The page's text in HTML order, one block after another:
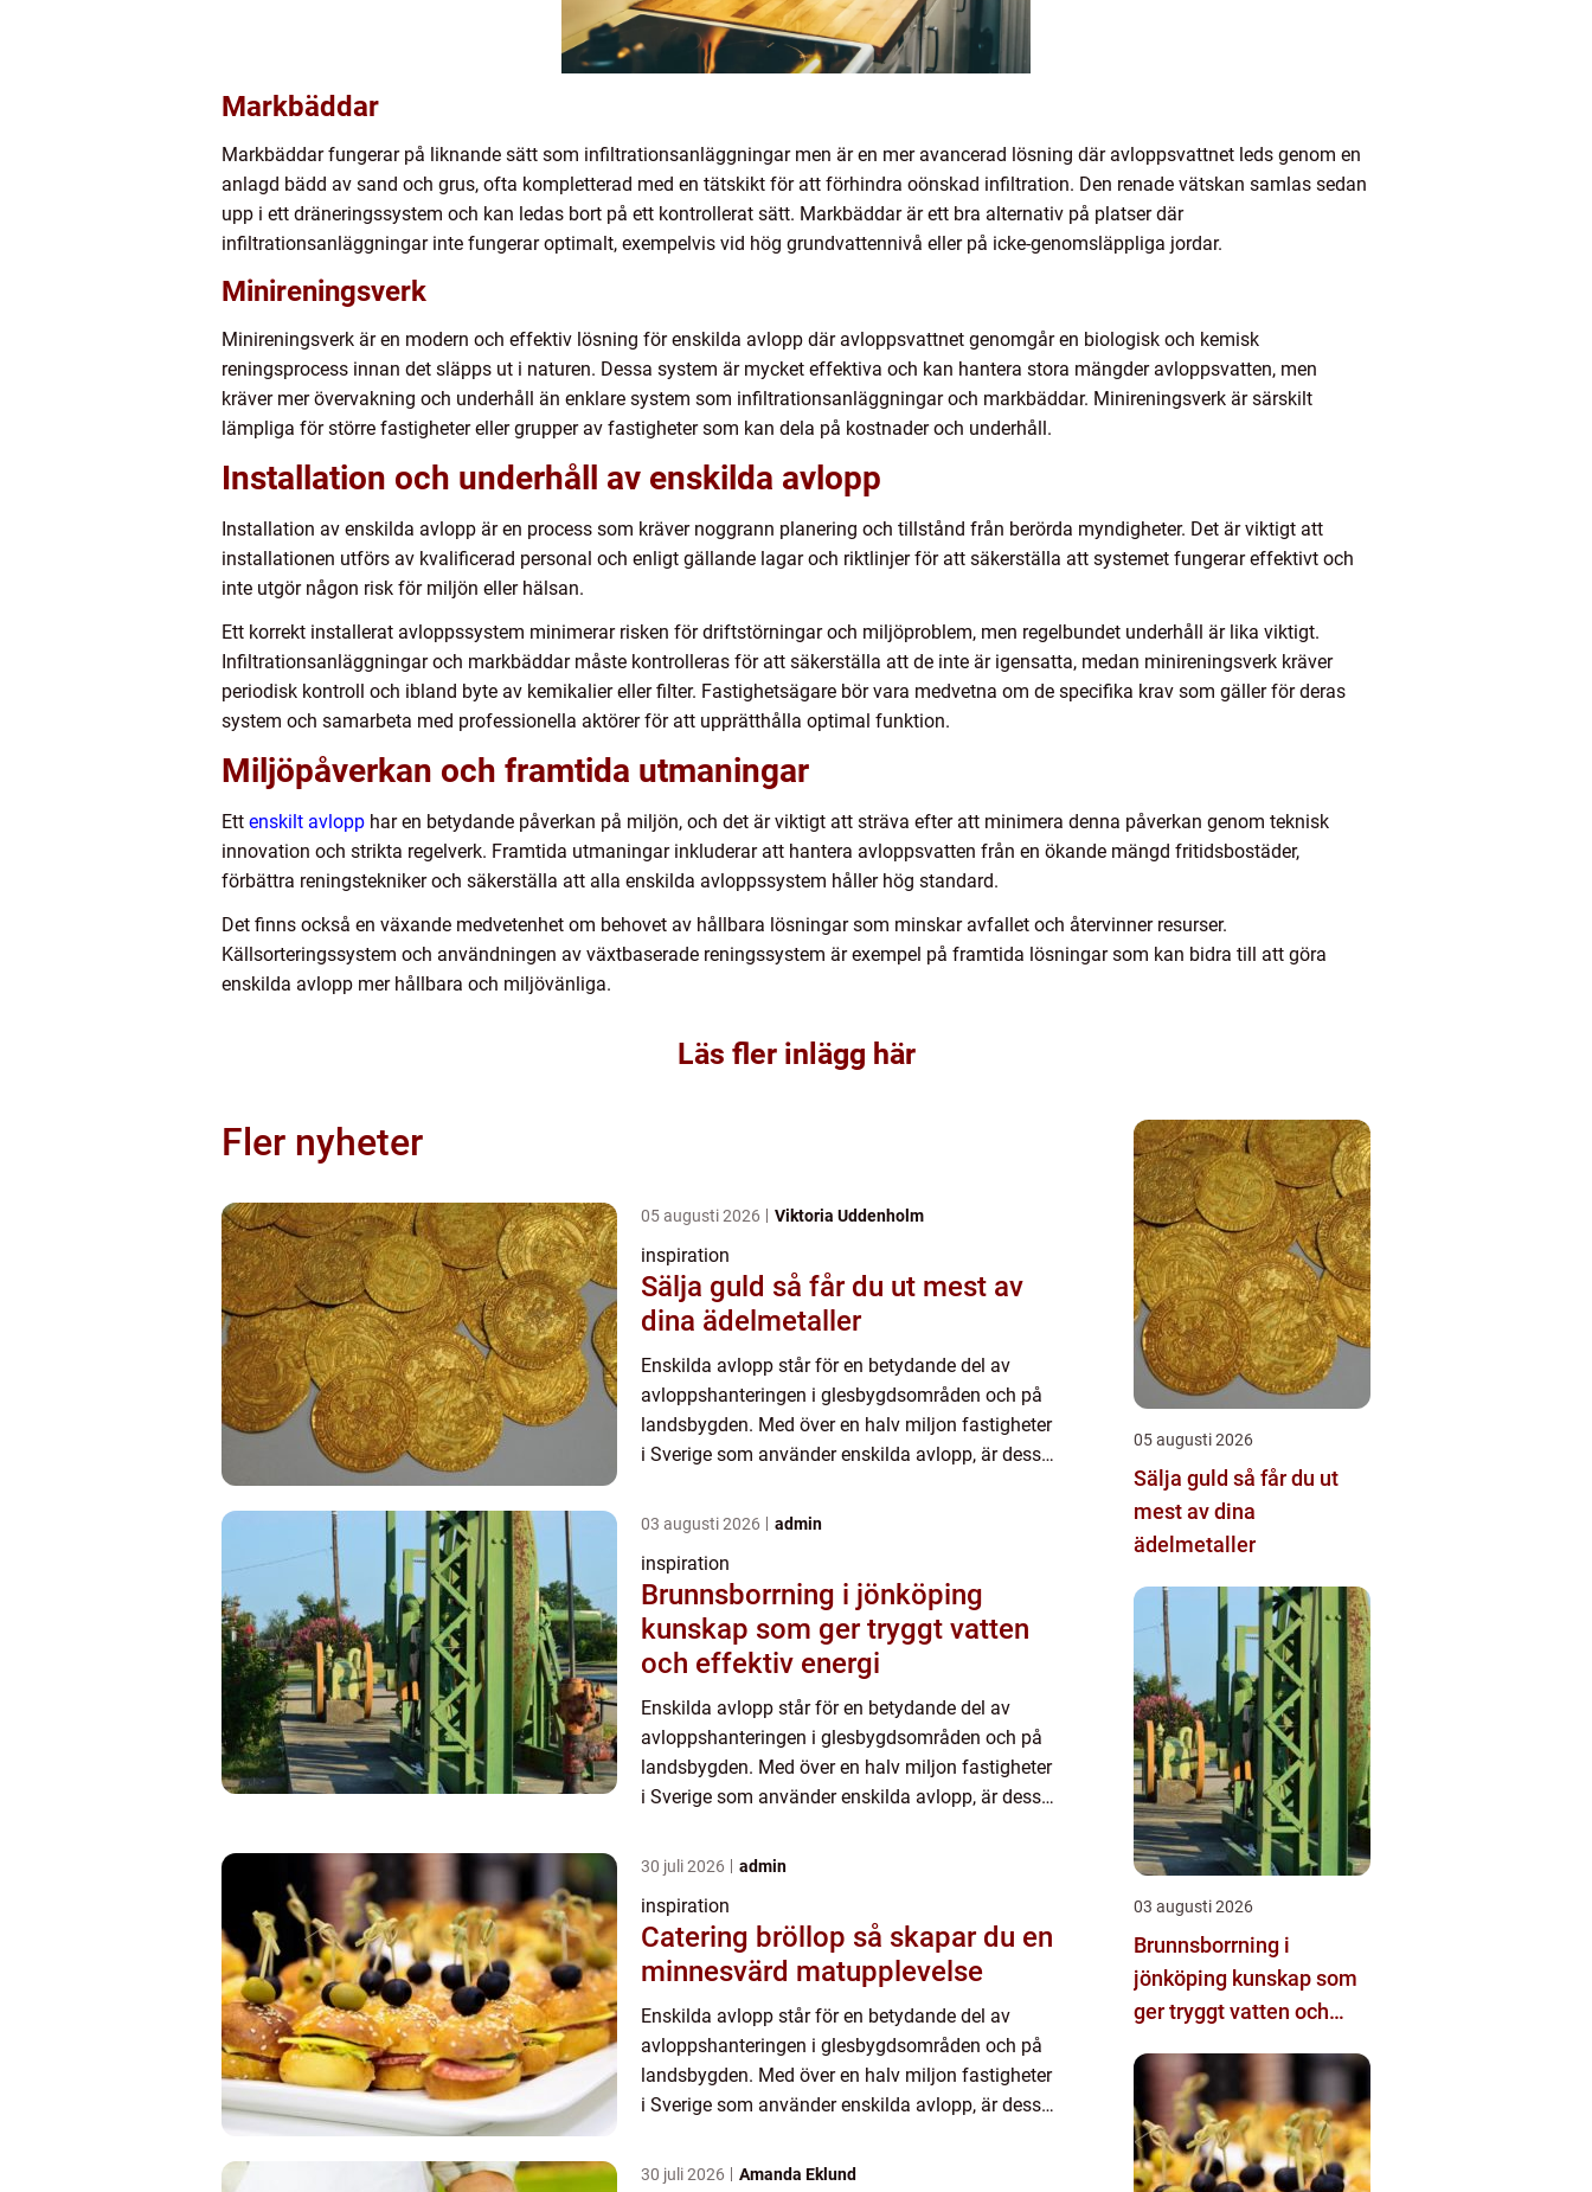
Markbäddar
Markbäddar fungerar på liknande sätt som infiltrationsanläggningar men är en mer avancerad lösning där avloppsvattnet leds genom en
anlagd bädd av sand och grus, ofta kompletterad med en tätskikt för att förhindra oönskad infiltration. Den renade vätskan samlas sedan
upp i ett dräneringssystem och kan ledas bort på ett kontrollerat sätt. Markbäddar är ett bra alternativ på platser där
infiltrationsanläggningar inte fungerar optimalt, exempelvis vid hög grundvattennivå eller på icke-genomsläppliga jordar.
Minireningsverk
Minireningsverk är en modern och effektiv lösning för enskilda avlopp där avloppsvattnet genomgår en biologisk och kemisk
reningsprocess innan det släpps ut i naturen. Dessa system är mycket effektiva och kan hantera stora mängder avloppsvatten, men
kräver mer övervakning och underhåll än enklare system som infiltrationsanläggningar och markbäddar. Minireningsverk är särskilt
lämpliga för större fastigheter eller grupper av fastigheter som kan dela på kostnader och underhåll.
Installation och underhåll av enskilda avlopp
Installation av enskilda avlopp är en process som kräver noggrann planering och tillstånd från berörda myndigheter. Det är viktigt att
installationen utförs av kvalificerad personal och enligt gällande lagar och riktlinjer för att säkerställa att systemet fungerar effektivt och
inte utgör någon risk för miljön eller hälsan.
Ett korrekt installerat avloppssystem minimerar risken för driftstörningar och miljöproblem, men regelbundet underhåll är lika viktigt.
Infiltrationsanläggningar och markbäddar måste kontrolleras för att säkerställa att de inte är igensatta, medan minireningsverk kräver
periodisk kontroll och ibland byte av kemikalier eller filter. Fastighetsägare bör vara medvetna om de specifika krav som gäller för deras
system och samarbeta med professionella aktörer för att upprätthålla optimal funktion.
Miljöpåverkan och framtida utmaningar
Ett enskilt avlopp har en betydande påverkan på miljön, och det är viktigt att sträva efter att minimera denna påverkan genom teknisk
innovation och strikta regelverk. Framtida utmaningar inkluderar att hantera avloppsvatten från en ökande mängd fritidsbostäder,
förbättra reningstekniker och säkerställa att alla enskilda avloppssystem håller hög standard.
Det finns också en växande medvetenhet om behovet av hållbara lösningar som minskar avfallet och återvinner resurser.
Källsorteringssystem och användningen av växtbaserade reningssystem är exempel på framtida lösningar som kan bidra till att göra
enskilda avlopp mer hållbara och miljövänliga.
Läs fler inlägg här
Fler nyheter
05 augusti 2026 Viktoria Uddenholm
inspiration
Sälja guld så får du ut mest av
dina ädelmetaller
Enskilda avlopp står för en betydande del av
avloppshanteringen i glesbygdsområden och på
landsbygden. Med över en halv miljon fastigheter
i Sverige som använder enskilda avlopp, är dess
03 augusti 2026 admin
inspiration
Brunnsborrning i jönköping
kunskap som ger tryggt vatten
och effektiv energi
Enskilda avlopp står för en betydande del av
avloppshanteringen i glesbygdsområden och på
landsbygden. Med över en halv miljon fastigheter
i Sverige som använder enskilda avlopp, är dess
30 juli 2026 admin
inspiration
Catering bröllop så skapar du en
minnesvärd matupplevelse
Enskilda avlopp står för en betydande del av
avloppshanteringen i glesbygdsområden och på
landsbygden. Med över en halv miljon fastigheter
i Sverige som använder enskilda avlopp, är dess
30 juli 2026 Amanda Eklund
05 augusti 2026
Sälja guld så får du ut
mest av dina
ädelmetaller
03 augusti 2026
Brunnsborrning i
jönköping kunskap som
ger tryggt vatten och